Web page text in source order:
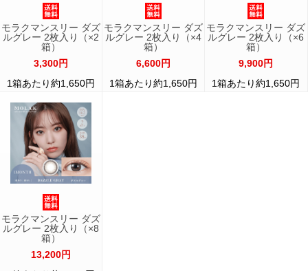
モラクマンスリー ダズ
ルグレー 2枚入り（×2
箱）
3,300円
1箱あたり約1,650円
モラクマンスリー ダズ
ルグレー 2枚入り（×4
箱）
6,600円
1箱あたり約1,650円
モラクマンスリー ダズ
ルグレー 2枚入り（×6
箱）
9,900円
1箱あたり約1,650円
モラクマンスリー ダズ
ルグレー 2枚入り（×8
箱）
13,200円